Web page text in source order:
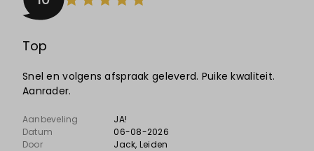
Top
Snel en volgens afspraak geleverd. Puike kwaliteit.
Aanrader.
Aanbeveling
JA!
Datum
06-08-2026
Door
Jack, Leiden